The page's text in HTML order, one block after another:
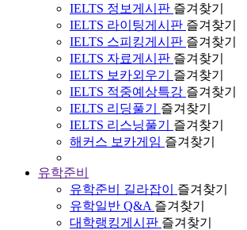
IELTS 정보게시판 즐겨찾기
IELTS 라이팅게시판 즐겨찾기
IELTS 스피킹게시판 즐겨찾기
IELTS 자료게시판 즐겨찾기
IELTS 보카외우기
즐겨찾기
IELTS 적중예상특강 즐겨찾기
IELTS 리딩풀기
즐겨찾기
IELTS 리스닝풀기
즐겨찾기
해커스 보카게임 즐겨찾기
유학준비
유학준비 길라잡이
즐겨찾기
유학일반 Q&A 즐겨찾기
대학랭킹게시판 즐겨찾기